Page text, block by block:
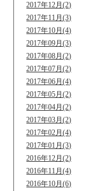
2017年12月(2)
2017年11月(3)
2017年10月(4)
2017年09月(3)
2017年08月(2)
2017年07月(2)
2017年06月(4)
2017年05月(2)
2017年04月(2)
2017年03月(2)
2017年02月(4)
2017年01月(3)
2016年12月(2)
2016年11月(4)
2016年10月(6)